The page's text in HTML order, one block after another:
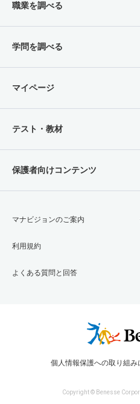
職業を調べる
学問を調べる
マイページ
テスト・教材
保護者向けコンテンツ
マナビジョンのご案内
利用規約
よくある質問と回答
個人情報保護への取り組み
Copyright © Benesse